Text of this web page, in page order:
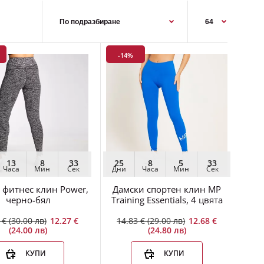
Дамски безшевен къс клин от серията Curve на
MP - дамски безшевни шорт..
Разпродажба на Детски (или дамски) клинове
13
Часа
8
Мин
32
Сек
клин Power,
черно-бял
(30.00 лв) 12.27 €
(24.00 лв)
КУПИ
-14%
25
Дни
8
Часа
5
Мин
32
Сек
Дамски спортен клин MP
Training Essentials, 4 цвята
14.83 € (29.00 лв) 12.68 €
(24.80 лв)
КУПИ